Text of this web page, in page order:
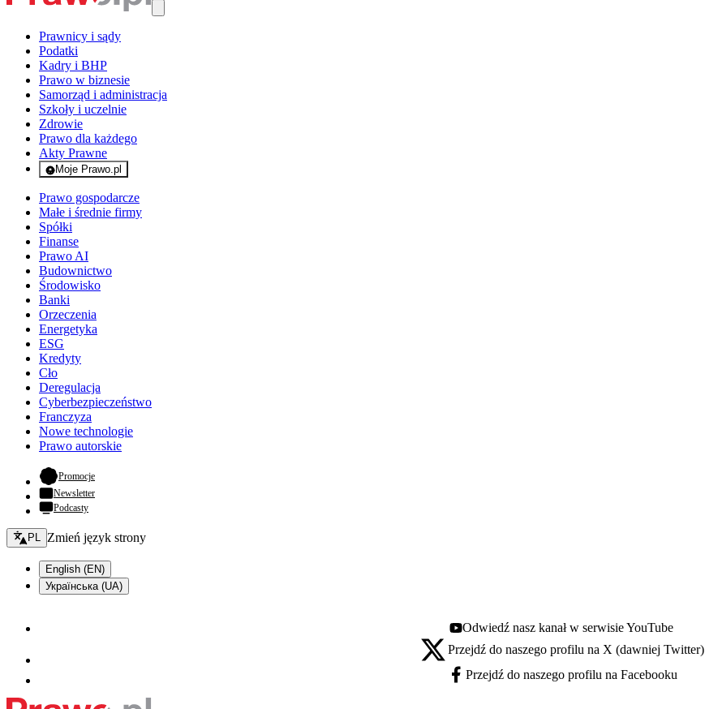
Prawnicy i sądy
Podatki
Kadry i BHP
Prawo w biznesie
Samorząd i administracja
Szkoły i uczelnie
Zdrowie
Prawo dla każdego
Akty Prawne
Moje Prawo.pl
- rejestracja i logowanie do serwisu
Prawo gospodarcze
Małe i średnie firmy
Spółki
Finanse
Prawo AI
Budownictwo
Środowisko
Banki
Orzeczenia
Energetyka
ESG
Kredyty
Cło
Deregulacja
Cyberbezpieczeństwo
Franczyza
Nowe technologie
Prawo autorskie
Promocje- otwiera się w nowej karcie
Newsletter
Podcasty
Zmień język - bieżący:
PL Zmień język strony
English (EN)
Українська (UA)
Youtube - otwiera się w nowej karcie
Odwiedź nasz kanał w serwisie YouTube
X - otwiera się w nowej karcie
Przejdź do naszego profilu na X (dawniej Twitter)
Facebook - otwiera się w nowej karcie
Przejdź do naszego profilu na Facebooku